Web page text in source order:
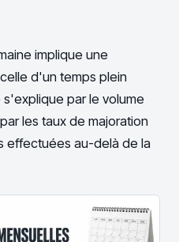
implique une
d'un temps plein
par le volume
les taux de majoration
effectuées au-delà de la